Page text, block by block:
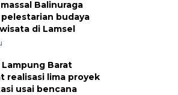
Balinuraga
budaya
di Lamsel
Lampung Barat
realisasi lima proyek
usai bencana